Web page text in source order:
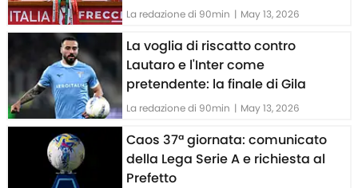
La redazione di 90min | May 13, 2026
La voglia di riscatto contro
Lautaro e l'Inter come
pretendente: la finale di Gila
La redazione di 90min | May 13, 2026
Caos 37ª giornata: comunicato
della Lega Serie A e richiesta al
Prefetto